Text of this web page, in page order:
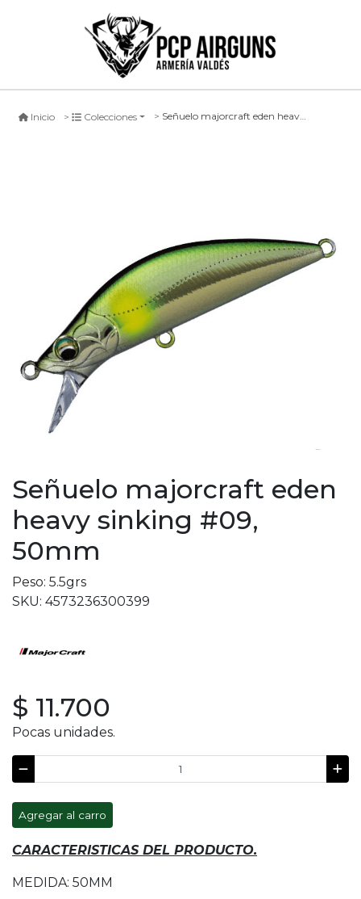
Inicio Colecciones Señuelo majorcraft eden heavy sinking #09, 50mm
Señuelo majorcraft eden
heavy sinking #09,
50mm
Peso: 5.5grs
SKU: 4573236300399
$ 11.700
Pocas unidades.
Agregar al carro
CARACTERISTICAS DEL PRODUCTO.
MEDIDA: 50MM